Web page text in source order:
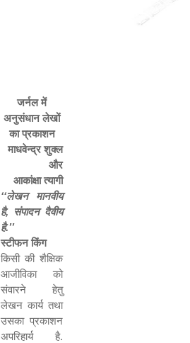
जर्नल में
अनुसंधान लेखों
का प्रकाशन
माधवेन्द्र शुक्ल
और
आकांक्षा त्यागी
‘‘लेखन मानवीय
है, संपादन दैवीय
है.’’
स्टीफन किंग
किसी की शैक्षिक
आजीविका को
संवारने हेतु
लेखन कार्य तथा
उसका प्रकाशन
अपरिहार्य है.